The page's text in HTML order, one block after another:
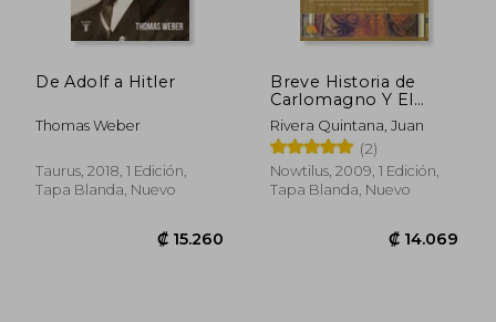
De Adolf a Hitler
Thomas Weber
Taurus, 2018, 1 Edición,
Tapa Blanda, Nuevo
Breve Historia de
Carlomagno Y El
Sacro Imperio
Romano Germánico
Rivera Quintana, Juan
(2)
Nowtilus, 2009, 1 Edición,
Tapa Blanda, Nuevo